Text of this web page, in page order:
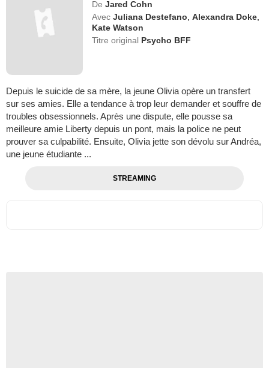
De Jared Cohn
Avec Juliana Destefano ,Alexandra Doke
Kate Watson
Titre original Psycho BFF
Depuis le suicide de sa mère, la jeune Olivia opère un transfert
sur ses amies. Elle a tendance à trop leur demander et souffre de
troubles obsessionnels. Après une dispute, elle pousse sa
meilleure amie Liberty depuis un pont, mais la police ne peut
prouver sa culpabilité. Ensuite, Olivia jette son dévolu sur Andréa,
une jeune étudiante ...
STREAMING